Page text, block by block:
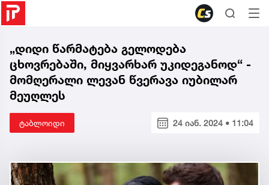
„დიდი წარმატება გელოდება
ცხოვრებაში, მიყვარხარ უკიდეგანოდ“ -
მომღერალი ლევან წვერავა იუბილარ
მეუღლეს
ტაბლოიდი 24 იან. 2024 • 11:04